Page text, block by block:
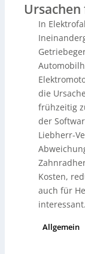
konventionelle
zunächst für
andere
In
die
frühzeitig
der
Liebherr-
Kosten,
auch für
interessant.
Allgemein